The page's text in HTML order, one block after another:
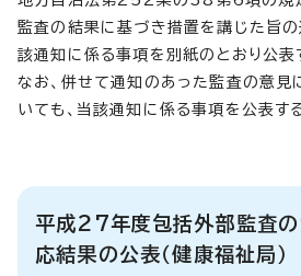
監査の結果に基づき措置を講じた旨の
該通知に係る事項を別紙のとおり公表
なお、併せて通知のあった監査の意見
いても、当該通知に係る事項を公表する
平成27年度包括外部監査
応結果の公表（健康福祉局）